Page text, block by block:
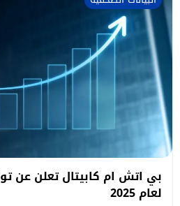
لعام 2025